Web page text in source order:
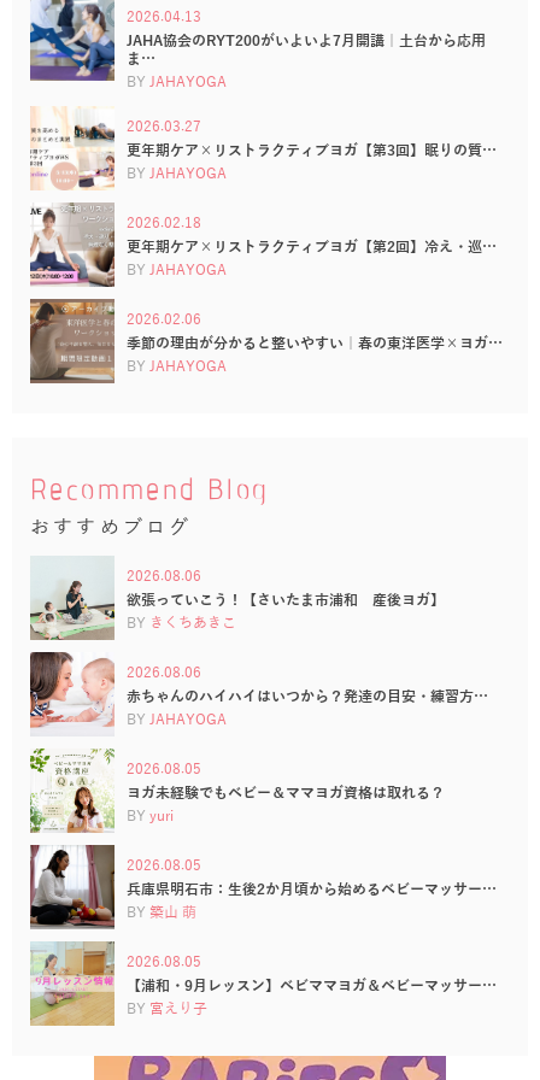
2026.04.13
JAHA協会のRYT200がいよいよ7月開講｜土台から応用
ま…
BY JAHAYOGA
2026.03.27
更年期ケア×リストラクティブヨガ【第3回】眠りの質…
BY JAHAYOGA
2026.02.18
更年期ケア×リストラクティブヨガ【第2回】冷え・巡…
BY JAHAYOGA
2026.02.06
季節の理由が分かると整いやすい｜春の東洋医学×ヨガ…
BY JAHAYOGA
Recommend Blog
おすすめブログ
2026.08.06
欲張っていこう！【さいたま市浦和 産後ヨガ】
BY きくちあきこ
2026.08.06
赤ちゃんのハイハイはいつから？発達の目安・練習方…
BY JAHAYOGA
2026.08.05
ヨガ未経験でもベビー＆ママヨガ資格は取れる？
BY yuri
2026.08.05
兵庫県明石市：生後2か月頃から始めるベビーマッサー…
BY 築山 萌
2026.08.05
【浦和・9月レッスン】ベビママヨガ＆ベビーマッサー…
BY 宮えり子